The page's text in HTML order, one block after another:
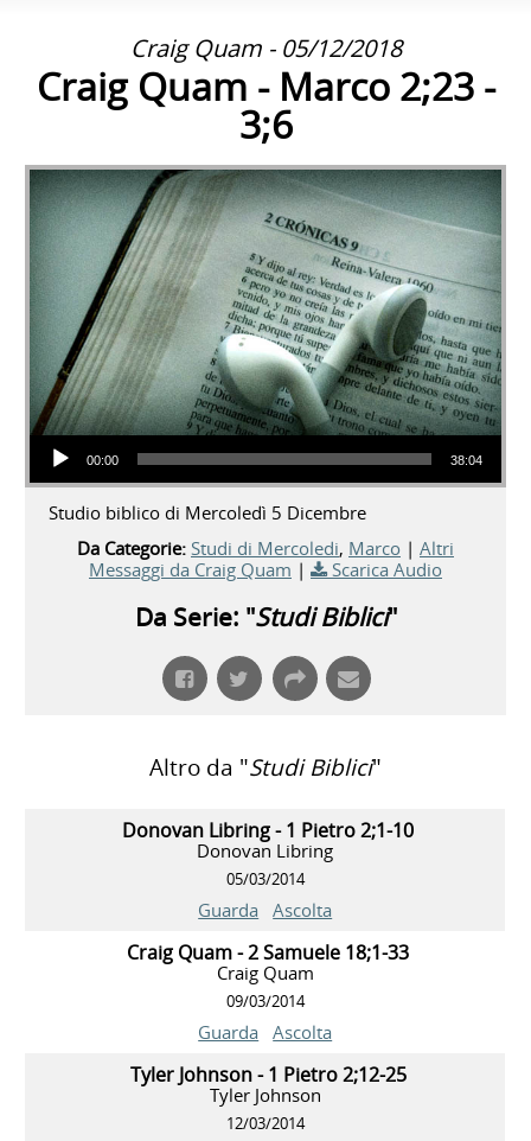
Craig Quam - 05/12/2018
Craig Quam - Marco 2;23 -
3;6
Audio Player
00:00 38:04
Studio biblico di Mercoledì 5 Dicembre
Da Categorie: Studi di Mercoledi, Marco | Altri
Messaggi da Craig Quam | Scarica Audio
Da Serie: "Studi Biblici"
Altro da "Studi Biblici"
Donovan Libring - 1 Pietro 2;1-10
Donovan Libring
05/03/2014
Guarda Ascolta
Craig Quam - 2 Samuele 18;1-33
Craig Quam
09/03/2014
Guarda Ascolta
Tyler Johnson - 1 Pietro 2;12-25
Tyler Johnson
12/03/2014